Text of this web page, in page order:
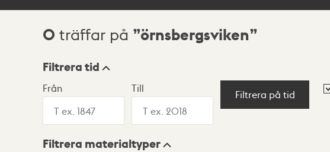
Sökresultat
0 träffar på örnsbergsviken
Visningsläge
Lista Karta
Filtrera tid
Från Till
Filtrera på tid
Filtrera materialtyper